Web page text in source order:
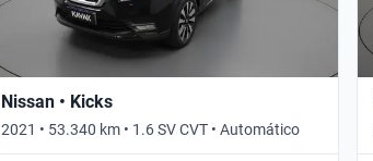
Nissan • Kicks
2021 • 53.340 km • 1.6 SV CVT • Automático